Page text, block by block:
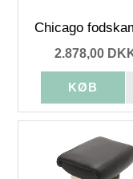
Chicago
2.878,00